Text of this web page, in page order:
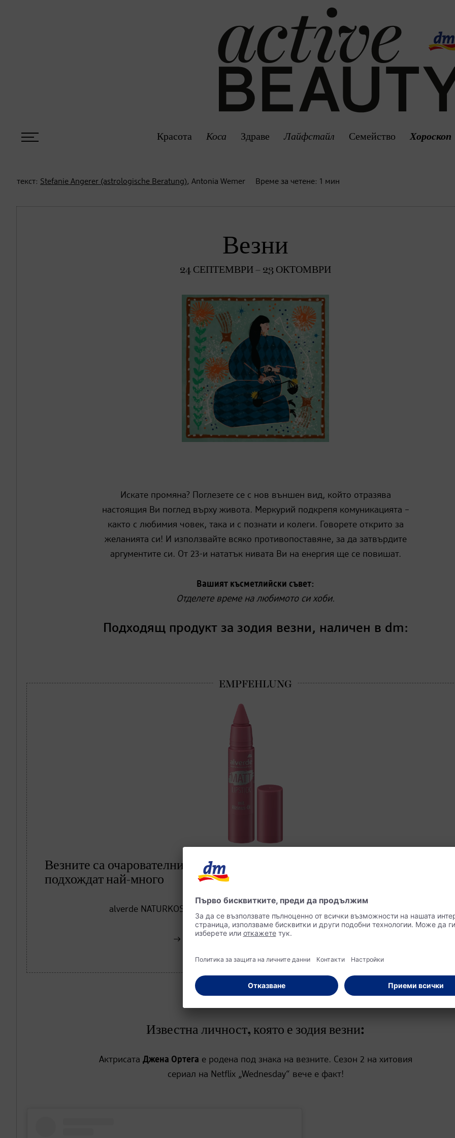
Красота Коса Здраве Лайфстайл Семейство Хороскоп
текст: Stefanie Angerer (astrologische Beratung), Antonia Wemer Време за четене: 1 мин
24 СЕПТЕМВРИ – 23 ОКТОМВРИ
Везни
Искате промяна? Поглезете се с нов външен вид, който отразява
настоящия Ви поглед върху живота. Меркурий подкрепя комуникацията –
както с любимия човек, така и с познати и колеги. Говорете открито за
желанията си! И използвайте всяко противопоставяне, за да затвърдите
аргументите си. От 23-и нататък нивата Ви на енергия ще се повишат.
Вашият късметлийски съвет:
Отделете време на любимото си хоби.
Подходящ продукт за зодия везни, наличен в dm:
Везните са очарователни и нежни - точно като розовите нюанси, които
подхождат най-много
alverde NATURKOSMETIK Червило мат 30 Sunlit Rosé, 3 g | dm България
Купете сега в онлайн магазина на dm
Известна личност, която е зодия везни:
Актрисата Джена Ортега е родена под знака на везните. Сезон 2 на хитовия
сериал на Netflix „Wednesday“ вече е факт!